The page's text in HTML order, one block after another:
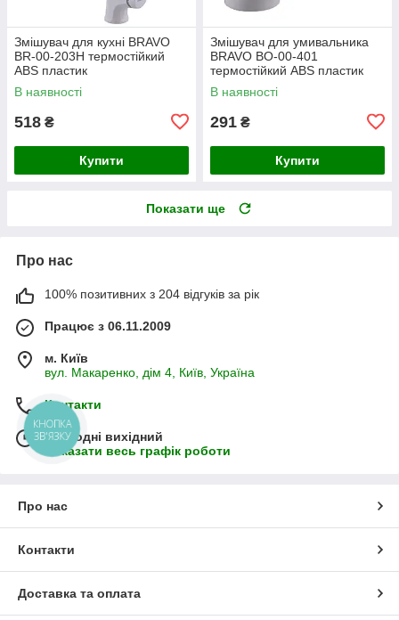
Змішувач для кухні BRAVO
BR-00-203H термостійкий
ABS пластик
В наявності
518 ₴
Купити
Змішувач для умивальника
BRAVO BO-00-401
термостійкий ABS пластик
В наявності
291 ₴
Купити
Показати ще
Про нас
100% позитивних з 204 відгуків за рік
Працює з 06.11.2009
м. Київ
вул. Макаренко, дім 4, Київ, Україна
Контакти
Сьогодні вихідний
Показати весь графік роботи
Про нас
Контакти
Доставка та оплата
КНОПКА
ЗВ'ЯЗКУ